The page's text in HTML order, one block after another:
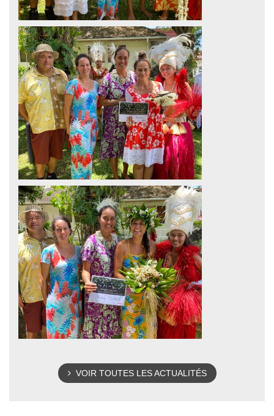
VOIR TOUTES LES ACTUALITÉS